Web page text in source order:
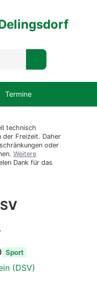
Termine
technisch
der Freizeit. Daher
oder
Weitere
Dank für das
Sport
(DSV)